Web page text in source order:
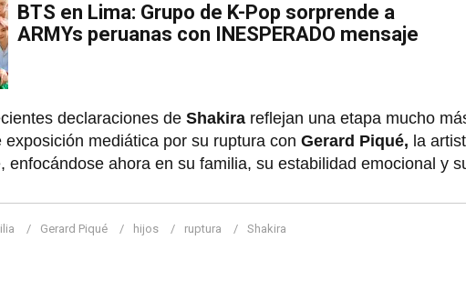
BTS en Lima: Grupo de K-Pop sorprende a
ARMYs peruanas con INESPERADO mensaje
declaraciones de Shakira reflejan una etapa mucho
exposición mediática por su ruptura con Gerard Piqué, la
enfocándose ahora en su familia, su estabilidad emocional y
Gerard Piqué hijos ruptura Shakira